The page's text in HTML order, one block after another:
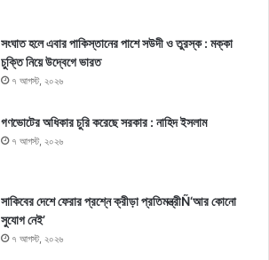
সংঘাত হলে এবার পাকিস্তানের পাশে সউদী ও তুরস্ক : মক্কা
চুক্তি নিয়ে উদ্বেগে ভারত
৭ আগস্ট, ২০২৬
গণভোটের অধিকার চুরি করেছে সরকার : নাহিদ ইসলাম
৭ আগস্ট, ২০২৬
সাকিবের দেশে ফেরার প্রশ্নে ক্রীড়া প্রতিমন্ত্রীÑ‘আর কোনো
সুযোগ নেই’
৭ আগস্ট, ২০২৬